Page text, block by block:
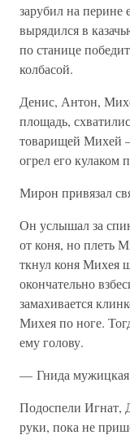
зарубил на перине
вырядился в
по станице
колбасой.
Денис, Антон,
площадь,
товарищей Михей
огрел его кулаком
Мирон привязал
Он услышал за
от коня, но плеть
ткнул коня Михея
окончательно
замахивается
Михея по ноге.
ему голову.
— Гнида
Подоспели Игнат,
руки, пока не